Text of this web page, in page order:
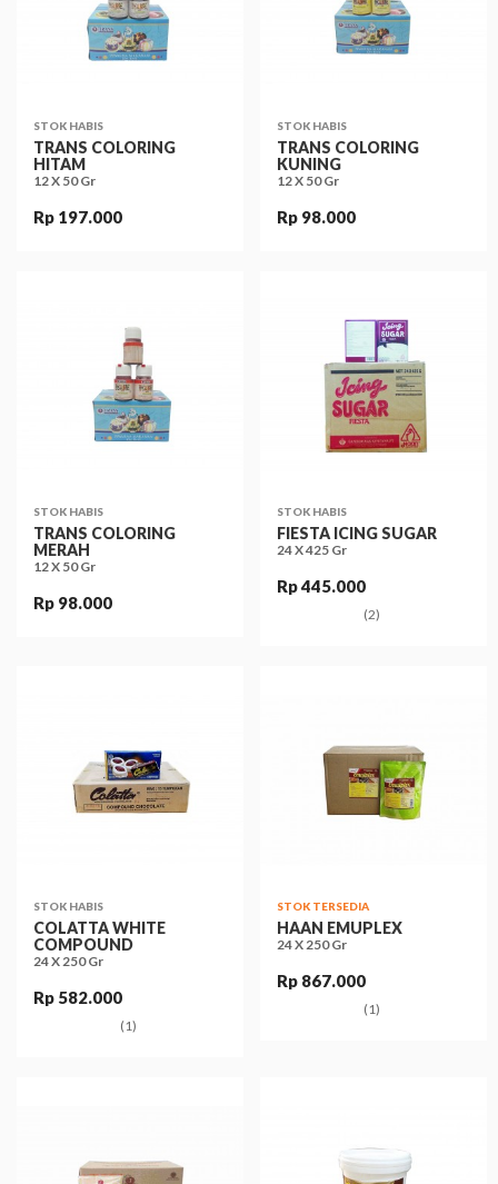
STOK HABIS
TRANS COLORING
HITAM
12 X 50 Gr
Rp 197.000
STOK HABIS
TRANS COLORING
KUNING
12 X 50 Gr
Rp 98.000
STOK HABIS
TRANS COLORING
MERAH
12 X 50 Gr
Rp 98.000
STOK HABIS
FIESTA ICING SUGAR
24 X 425 Gr
Rp 445.000
(2)
STOK HABIS
COLATTA WHITE
COMPOUND
24 X 250 Gr
Rp 582.000
(1)
STOK TERSEDIA
HAAN EMUPLEX
24 X 250 Gr
Rp 867.000
(1)